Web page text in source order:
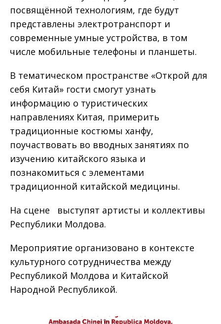
посвящённой технологиям, где будут
представлены электротранспорт и
современные умные устройства, в том
числе мобильные телефоны и планшеты.
В тематическом пространстве «Открой для
себя Китай» гости смогут узнать
информацию о туристических
направлениях Китая, примерить
традиционные костюмы ханфу,
поучаствовать во вводных занятиях по
изучению китайского языка и
познакомиться с элементами
традиционной китайской медицины.
На сцене выступят артисты и коллективы
Республики Молдова.
Мероприятие организовано в контексте
культурного сотрудничества между
Республикой Молдова и Китайской
Народной Республикой.